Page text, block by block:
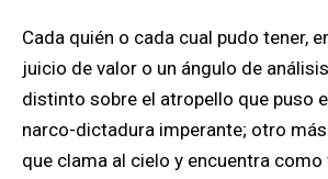
Cada quién o cada cual pudo tener, en el momento, un
juicio de valor o un ángulo de
distinto sobre el atropello que puso
narco-dictadura imperante; otro
que clama al cielo y encuentra